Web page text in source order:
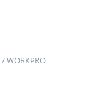
WORKPRO